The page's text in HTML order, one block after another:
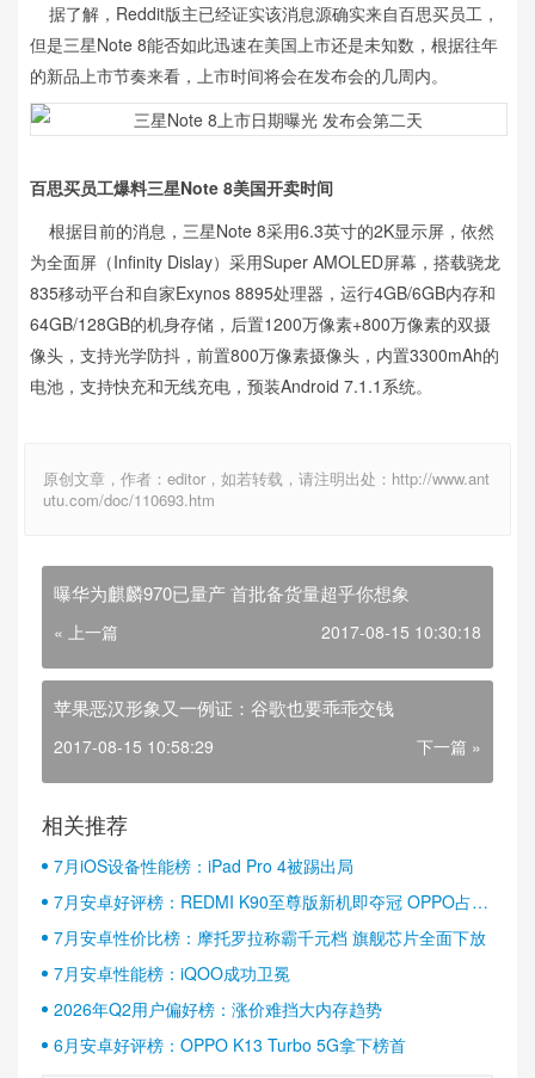
据了解，Reddit版主已经证实该消息源确实来自百思买员工，
但是三星Note 8能否如此迅速在美国上市还是未知数，根据往年
的新品上市节奏来看，上市时间将会在发布会的几周内。
百思买员工爆料三星Note 8美国开卖时间
根据目前的消息，三星Note 8采用6.3英寸的2K显示屏，依然
为全面屏（Infinity Dislay）采用Super AMOLED屏幕，搭载骁龙
835移动平台和自家Exynos 8895处理器，运行4GB/6GB内存和
64GB/128GB的机身存储，后置1200万像素+800万像素的双摄
像头，支持光学防抖，前置800万像素摄像头，内置3300mAh的
电池，支持快充和无线充电，预装Android 7.1.1系统。
原创文章，作者：editor，如若转载，请注明出处：http://www.ant
utu.com/doc/110693.htm
曝华为麒麟970已量产 首批备货量超乎你想象
« 上一篇 2017-08-15 10:30:18
苹果恶汉形象又一例证：谷歌也要乖乖交钱
2017-08-15 10:58:29 下一篇 »
相关推荐
7月iOS设备性能榜：iPad Pro 4被踢出局
7月安卓好评榜：REDMI K90至尊版新机即夺冠 OPPO占据
半壁江山
7月安卓性价比榜：摩托罗拉称霸千元档 旗舰芯片全面下放
7月安卓性能榜：iQOO成功卫冕
2026年Q2用户偏好榜：涨价难挡大内存趋势
6月安卓好评榜：OPPO K13 Turbo 5G拿下榜首